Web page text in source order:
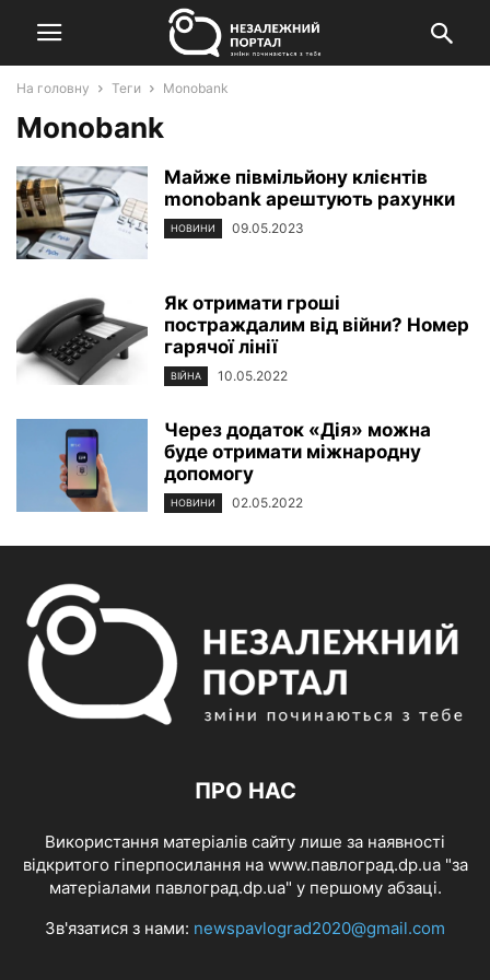
На головну Теги Monobank
Monobank
Майже півмільйону клієнтів
monobank арештують рахунки
НОВИНИ 09.05.2023
Як отримати гроші
постраждалим від війни? Номер
гарячої лінії
ВІЙНА 10.05.2022
Через додаток «Дія» можна
буде отримати міжнародну
допомогу
НОВИНИ 02.05.2022
ПРО НАС
Використання матеріалів сайту лише за наявності
відкритого гіперпосилання на www.павлоград.dp.ua "за
матеріалами павлоград.dp.ua" у першому абзаці.
Зв'язатися з нами: newspavlograd2020@gmail.com